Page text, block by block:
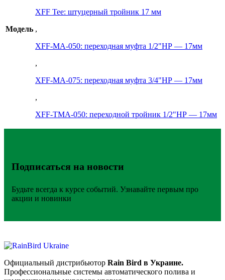
Модель
XFF Tee: штуцерный тройник 17 мм
,
XFF-MA-050: переходная муфта 1/2"НР — 17мм
,
XFF-MA-075: переходная муфта 3/4"НР — 17мм
,
XFF-TMA-050: переходной тройник 1/2"НР — 17мм
Подписаться на новости
Будьте всегда к курсе событий. Узнавайте первым про
акции и новинки
Официальный дистрибьютор Rain Bird в Украине.
Профессиональные системы автоматического полива и